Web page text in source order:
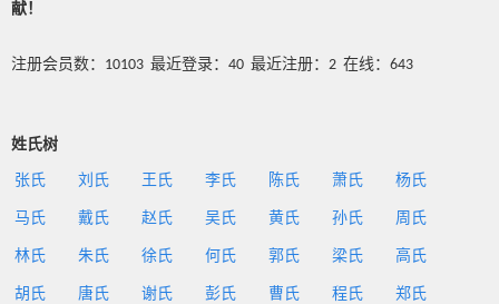
献！
注册会员数：10103 最近登录：40 最近注册：2 在线：643
姓氏树
张氏 刘氏 王氏 李氏 陈氏 萧氏 杨氏
马氏 戴氏 赵氏 吴氏 黄氏 孙氏 周氏
林氏 朱氏 徐氏 何氏 郭氏 梁氏 高氏
胡氏 唐氏 谢氏 彭氏 曹氏 程氏 郑氏